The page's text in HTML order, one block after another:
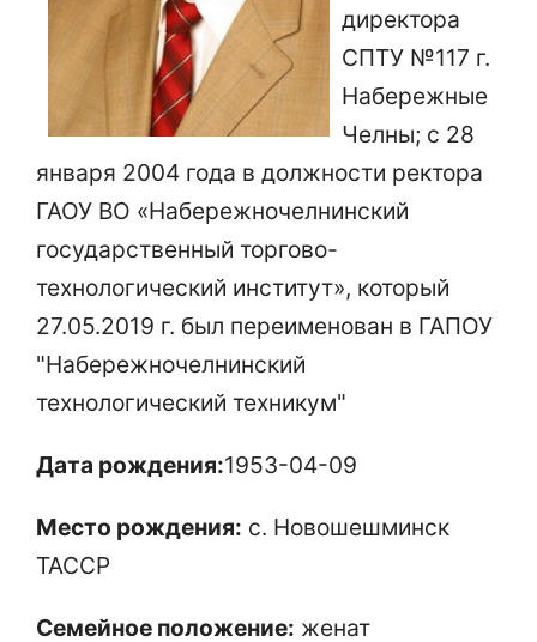
директора
СПТУ №117 г.
Набережные
Челны; с 28
января 2004 года в должности ректора
ГАОУ ВО «Набережночелнинский
государственный торгово-
технологический институт», который
27.05.2019 г. был переименован в ГАПОУ
"Набережночелнинский
технологический техникум"
Дата рождения:1953-04-09
Место рождения: с. Новошешминск
ТАССР
Семейное положение: женат